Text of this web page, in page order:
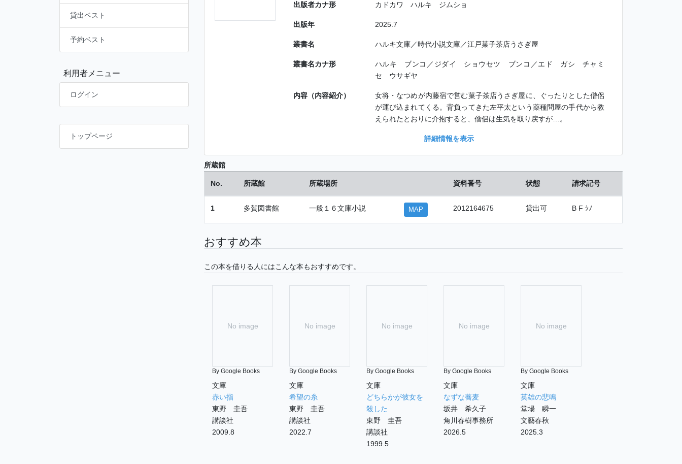
貸出ベスト
予約ベスト
利用者メニュー
ログイン
トップページ
出版者カナ形 カドカワ ハルキ ジムショ
出版年 2025.7
叢書名 ハルキ文庫／時代小説文庫／江戸菓子茶店うさぎ屋
叢書名カナ形
ハルキ ブンコ／ジダイ ショウセツ ブンコ／エド ガシ チャミ
セ ウサギヤ
内容（内容紹介）
女将・なつめが内藤宿で営む菓子茶店うさぎ屋に、ぐったりとした僧侶
が運び込まれてくる。背負ってきた左平太という薬種問屋の手代から教
えられたとおりに介抱すると、僧侶は生気を取り戻すが…。
詳細情報を表示
所蔵館
No. 所蔵館 所蔵場所 資料番号 状態 請求記号
1 多賀図書館 一般１６文庫小説 MAP 2012164675 貸出可 B F ｼﾉ
おすすめ本
この本を借りる人にはこんな本もおすすめです。
No image
By Google Books
文庫
赤い指
東野 圭吾
講談社
2009.8
No image
By Google Books
文庫
希望の糸
東野 圭吾
講談社
2022.7
No image
By Google Books
文庫
どちらかが彼女を
殺した
東野 圭吾
講談社
1999.5
No image
By Google Books
文庫
なずな蕎麦
坂井 希久子
角川春樹事務所
2026.5
No image
By Google Books
文庫
英雄の悲鳴
堂場 瞬一
文藝春秋
2025.3